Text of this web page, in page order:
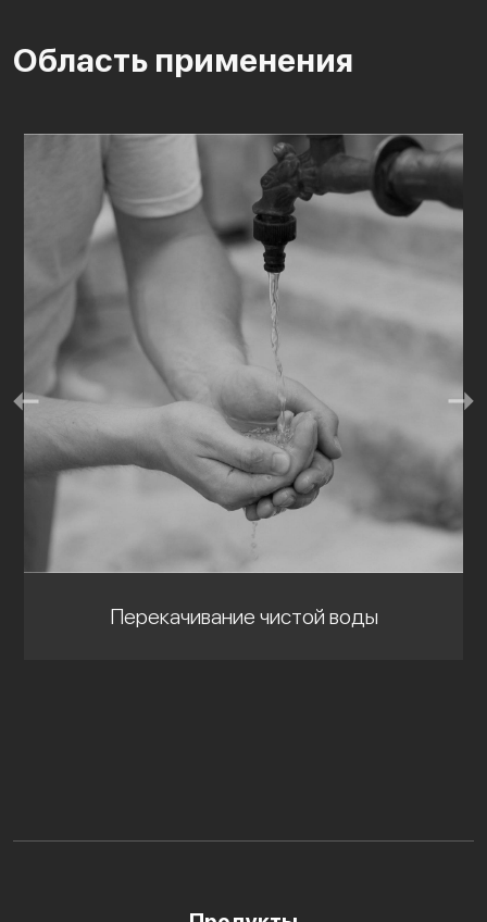
Область применения
Перекачивание чистой воды